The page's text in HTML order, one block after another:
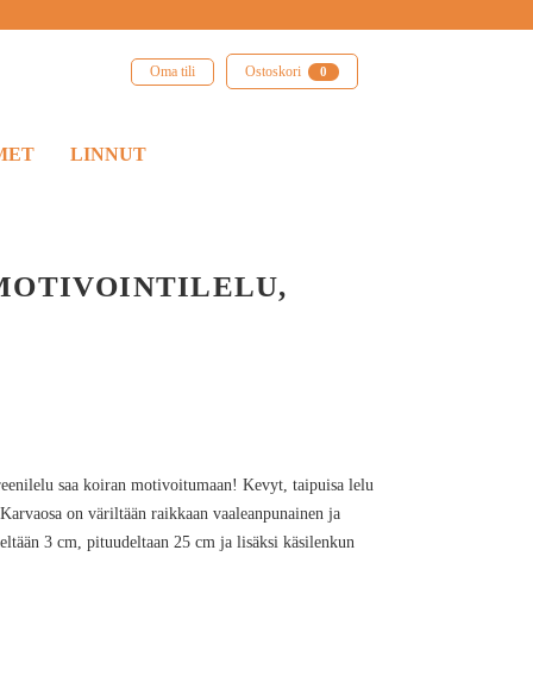
Oma tili Ostoskori 0
LINNUT
saa koiran motivoitumaan! Kevyt, taipuisa lelu
on väriltään raikkaan vaaleanpunainen ja
3 cm, pituudeltaan 25 cm ja lisäksi käsilenkun